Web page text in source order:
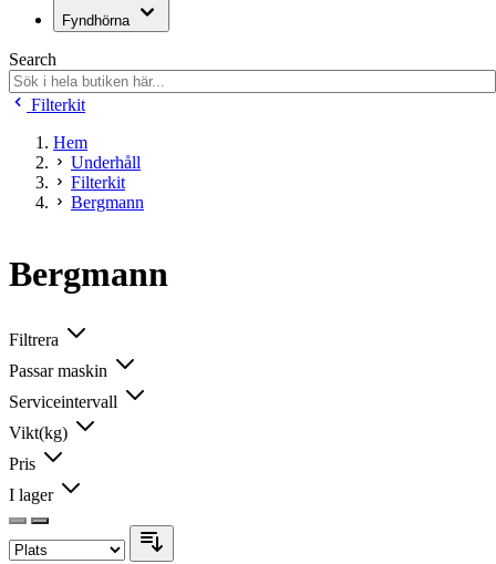
Fyndhörna
Search
Filterkit
Hem
Underhåll
Filterkit
Bergmann
Bergmann
Filtrera
Passar maskin
Serviceintervall
Vikt(kg)
Pris
I lager